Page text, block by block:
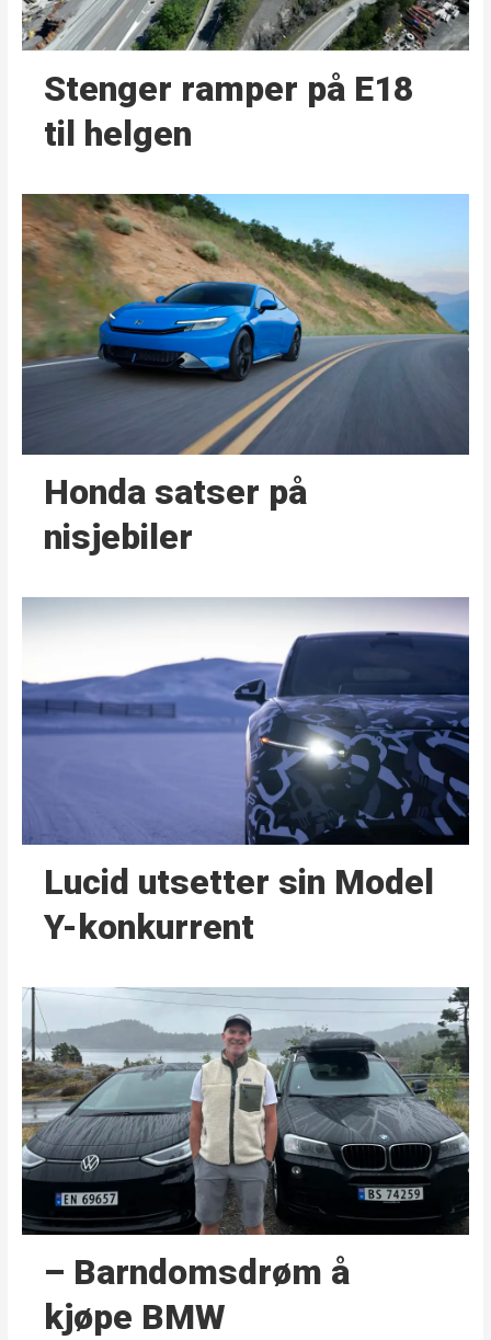
Stenger ramper på E18
til helgen
Honda satser på
nisjebiler
Lucid utsetter sin Model
Y-konkurrent
– Barndoms­drøm å
kjøpe BMW